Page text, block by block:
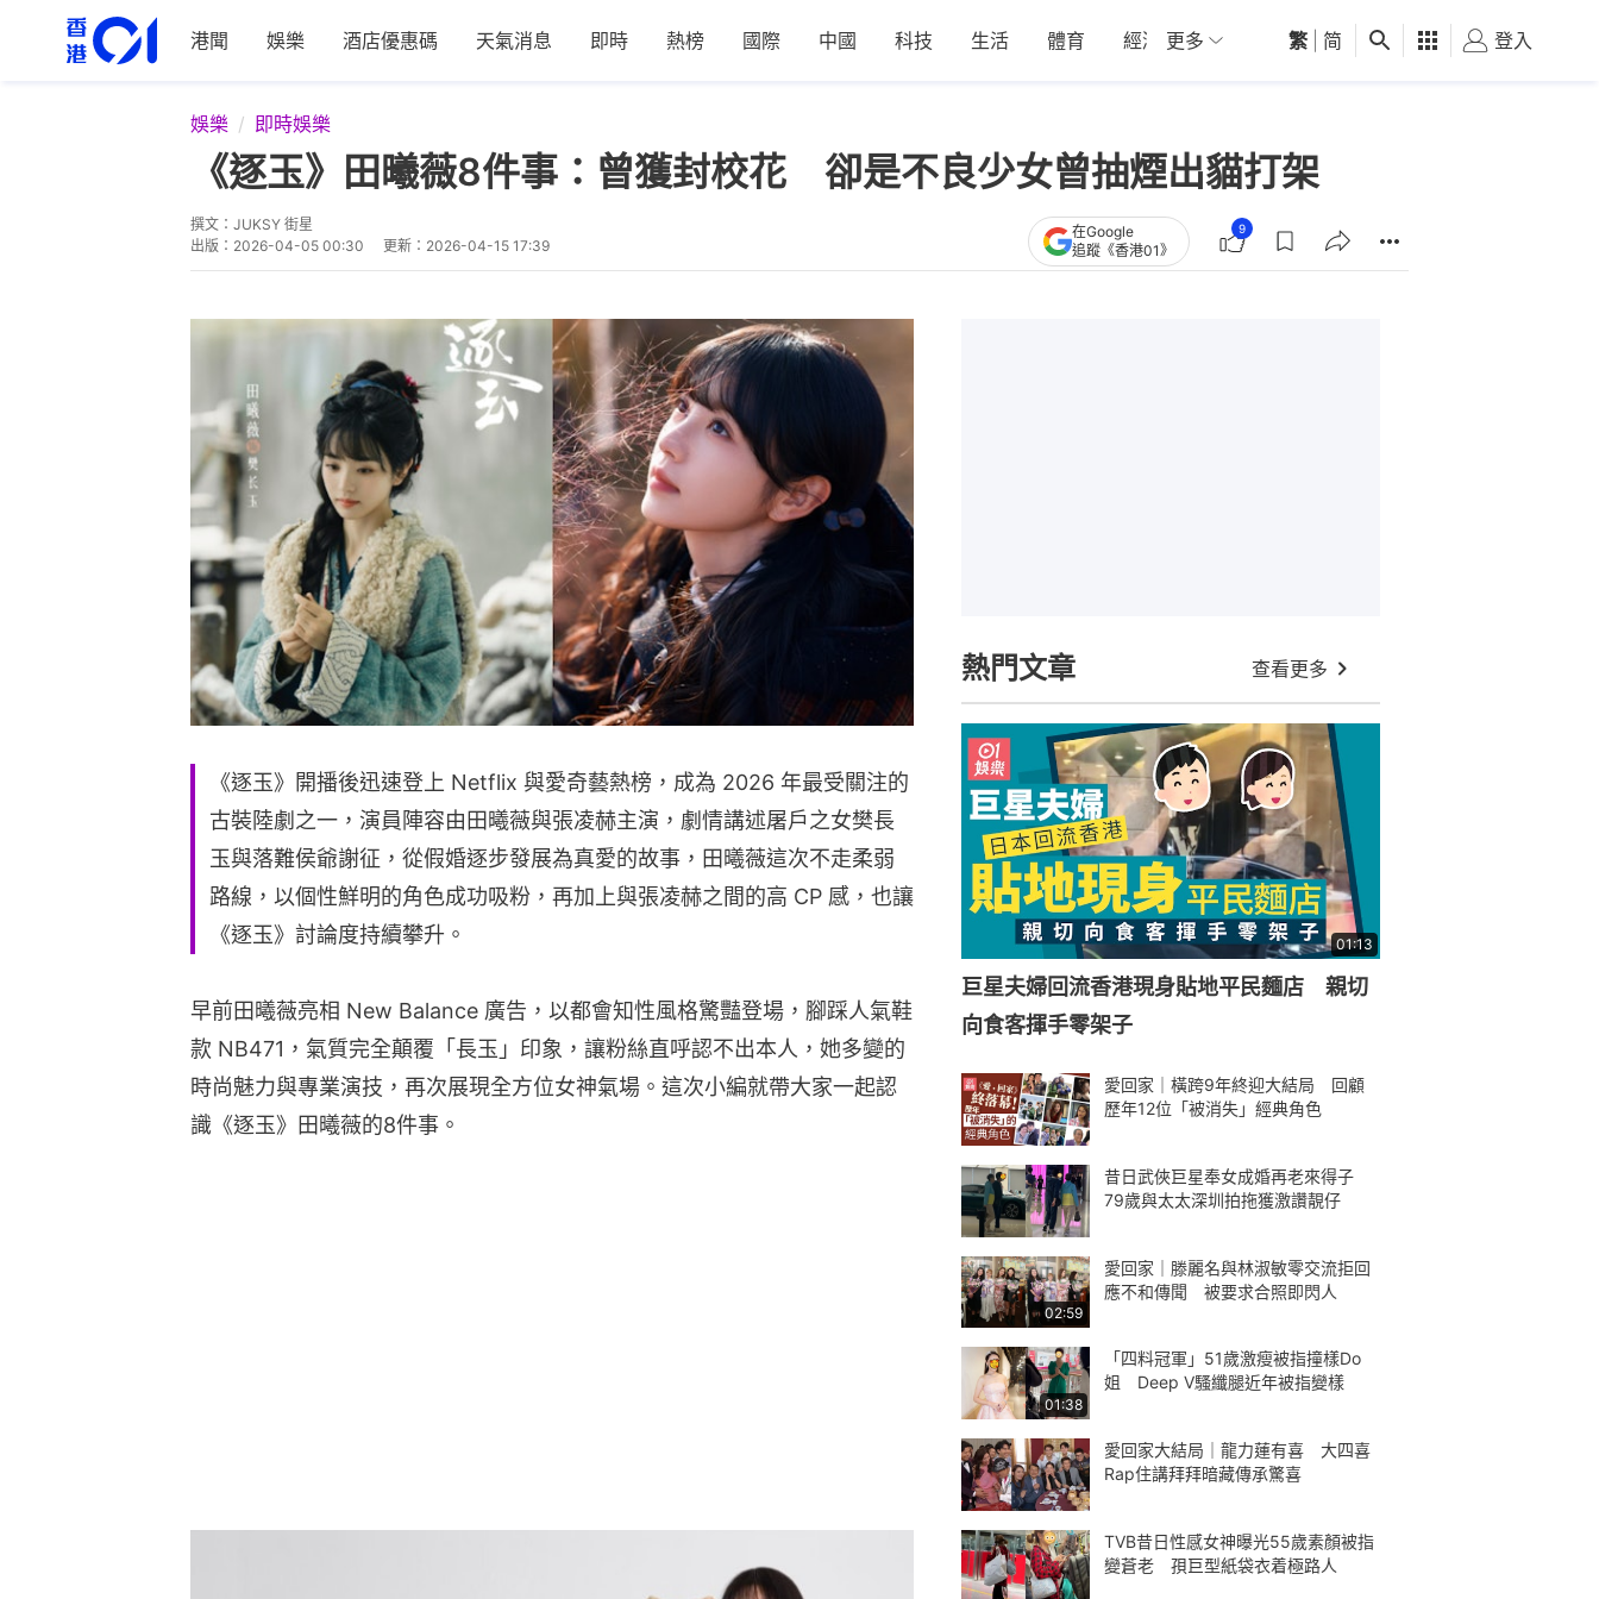
港聞 娛樂 酒店優惠碼 天氣消息 即時 熱榜 國際 中國 科技 生活 體育 經濟 01深圳 觀點 健康 好食玩飛
更多 繁 简 登入
娛樂 即時娛樂
《逐玉》田曦薇8件事：曾獲封校花 卻是不良少女曾抽煙出貓打架
撰文： JUKSY 街星
出版： 2026-04-05 00:30 更新： 2026-04-15 17:39
在Google
追蹤《香港01》
9
《逐玉》開播後迅速登上 Netflix 與愛奇藝熱榜，成為 2026 年最受關注的
古裝陸劇之一，演員陣容由田曦薇與張凌赫主演，劇情講述屠戶之女樊長
玉與落難侯爺謝征，從假婚逐步發展為真愛的故事，田曦薇這次不走柔弱
路線，以個性鮮明的角色成功吸粉，再加上與張凌赫之間的高 CP 感，也讓
《逐玉》討論度持續攀升。
早前田曦薇亮相 New Balance 廣告，以都會知性風格驚豔登場，腳踩人氣鞋
款 NB471，氣質完全顛覆「長玉」印象，讓粉絲直呼認不出本人，她多變的
時尚魅力與專業演技，再次展現全方位女神氣場。這次小編就帶大家一起認
識《逐玉》田曦薇的8件事。
熱門文章 查看更多
01:13
巨星夫婦回流香港現身貼地平民麵店 親切
向食客揮手零架子
愛回家｜橫跨9年終迎大結局 回顧
歷年12位「被消失」經典角色
昔日武俠巨星奉女成婚再老來得子
79歲與太太深圳拍拖獲激讚靚仔
02:59
愛回家｜滕麗名與林淑敏零交流拒回
應不和傳聞 被要求合照即閃人
01:38
「四料冠軍」51歲激瘦被指撞樣Do
姐 Deep V騷纖腿近年被指變樣
愛回家大結局｜龍力蓮有喜 大四喜
Rap住講拜拜暗藏傳承驚喜
TVB昔日性感女神曝光55歲素顏被指
變蒼老 孭巨型紙袋衣着極路人